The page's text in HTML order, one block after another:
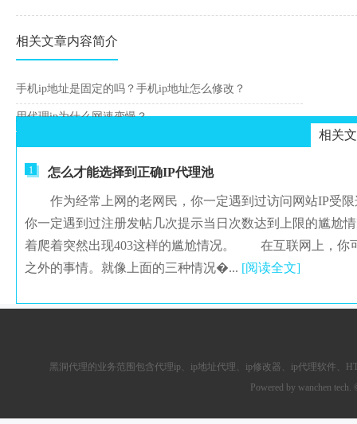
相关文章内容简介
手机ip地址是固定的吗？手机ip地址怎么修改？
用代理ip为什么网速变慢？
相关
1 怎么才能选择到正确IP代理池
作为经常上网的老网民，你一定遇到过访问网站IP受限
你一定遇到过注册发帖几次提示当日次数达到上限的尴尬
着爬着突然出现403这样的尴尬情况。 在互联网上，你
之外的事情。就像上面的三种情况�... [阅读全文]
黑洞代理的业务范围包含代理ip 、ip地址代理、ip修改器、 ip代理软件
Powered by wanchen